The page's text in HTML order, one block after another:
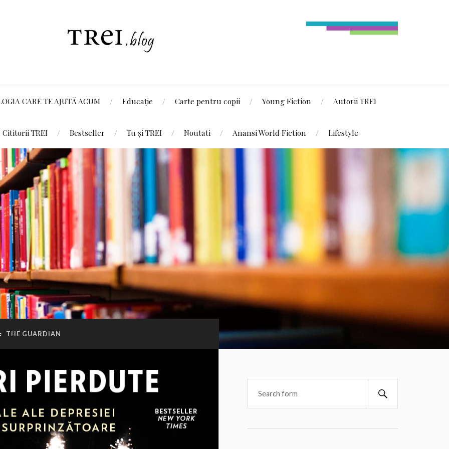
CARE TE AJUTĂ ACUM Educație Carte pentru copii Young Fiction Autorii TREI
Cititorii TREI Bestseller Tu și TREI Noutati Anansi World Fiction Lifestyle
THE GUARDIAN